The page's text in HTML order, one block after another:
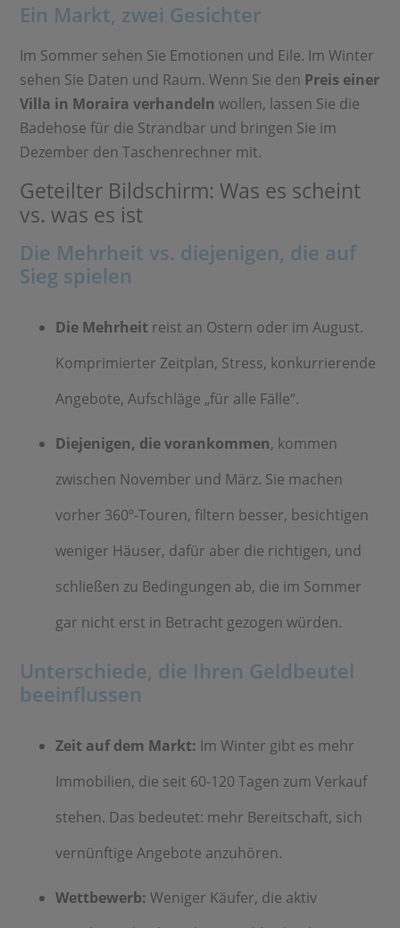
Ein Markt, zwei Gesichter
Im Sommer sehen Sie Emotionen und Eile. Im Winter
sehen Sie Daten und Raum. Wenn Sie den Preis einer
Villa in Moraira verhandeln wollen, lassen Sie die
Badehose für die Strandbar und bringen Sie im
Dezember den Taschenrechner mit.
Geteilter Bildschirm: Was es scheint
vs. was es ist
Die Mehrheit vs. diejenigen, die auf
Sieg spielen
Die Mehrheit reist an Ostern oder im August.
Komprimierter Zeitplan, Stress, konkurrierende
Angebote, Aufschläge „für alle Fälle“.
Diejenigen, die vorankommen, kommen
zwischen November und März. Sie machen
vorher 360º-Touren, filtern besser, besichtigen
weniger Häuser, dafür aber die richtigen, und
schließen zu Bedingungen ab, die im Sommer
gar nicht erst in Betracht gezogen würden.
Unterschiede, die Ihren Geldbeutel
beeinflussen
Zeit auf dem Markt: Im Winter gibt es mehr
Immobilien, die seit 60-120 Tagen zum Verkauf
stehen. Das bedeutet: mehr Bereitschaft, sich
vernünftige Angebote anzuhören.
Wettbewerb: Weniger Käufer, die aktiv